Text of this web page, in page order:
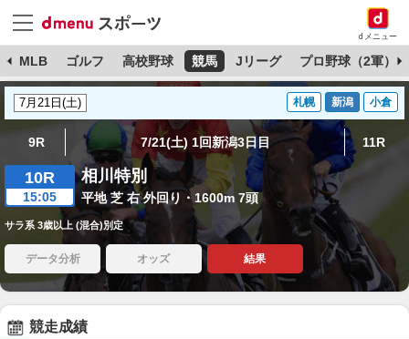
dメニュー
MLB ゴルフ 高校野球 競馬 Jリーグ プロ野球（2軍）
札幌 新潟 小倉
9R 7/21(土) 1回新潟3日目 11R
10R
15:05
相川特別
平地 芝 右 外回り・1600m 7頭
サラ系 3歳以上 (混合)別定
データ分析 オッズ 結果
競走成績